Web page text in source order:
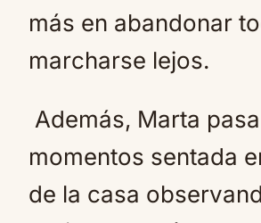
más en abandonar
marcharse lejos.
Además, Marta
momentos sentada
de la casa